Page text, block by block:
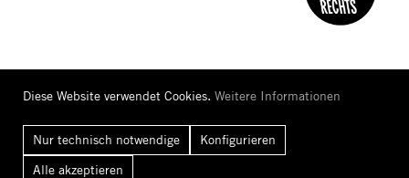
AGB Datenschutz Barrierefreiheit Impressum
Diese Website verwendet Cookies. Weitere Informationen
Nur technisch notwendige
Konfigurieren
Alle akzeptieren